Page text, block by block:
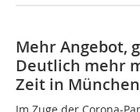
Mehr Angebot,
Deutlich mehr
Zeit in